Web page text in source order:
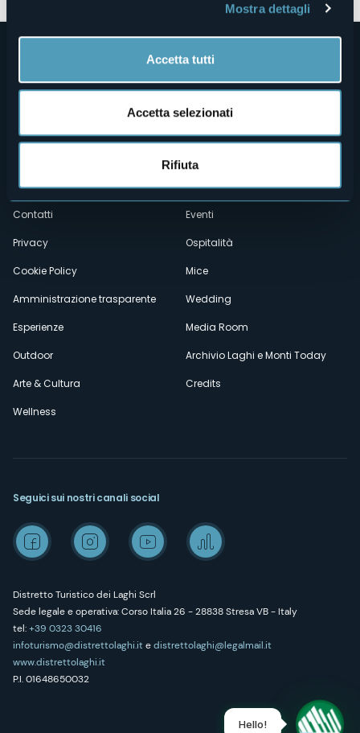
Mostra dettagli
Accetta tutti
Accetta selezionati
Rifiuta
secondario
Dove siamo
Contatti
Privacy
Cookie Policy
Amministrazione trasparente
Esperienze
Outdoor
Arte & Cultura
Wellness
Enogastronomia
Webcam
Eventi
Ospitalità
Mice
Wedding
Media Room
Archivio Laghi e Monti Today
Credits
Distretto Turistico dei Laghi Scrl
Sede legale e operativa: Corso Italia 26 - 28838 Stresa VB - Italy
tel:+39 0323 30416
infoturismo@distrettolaghi.itedistrettolaghi@legalmail.it
www.distrettolaghi.it
P.I. 01648650032
Seguici sui nostri canali social